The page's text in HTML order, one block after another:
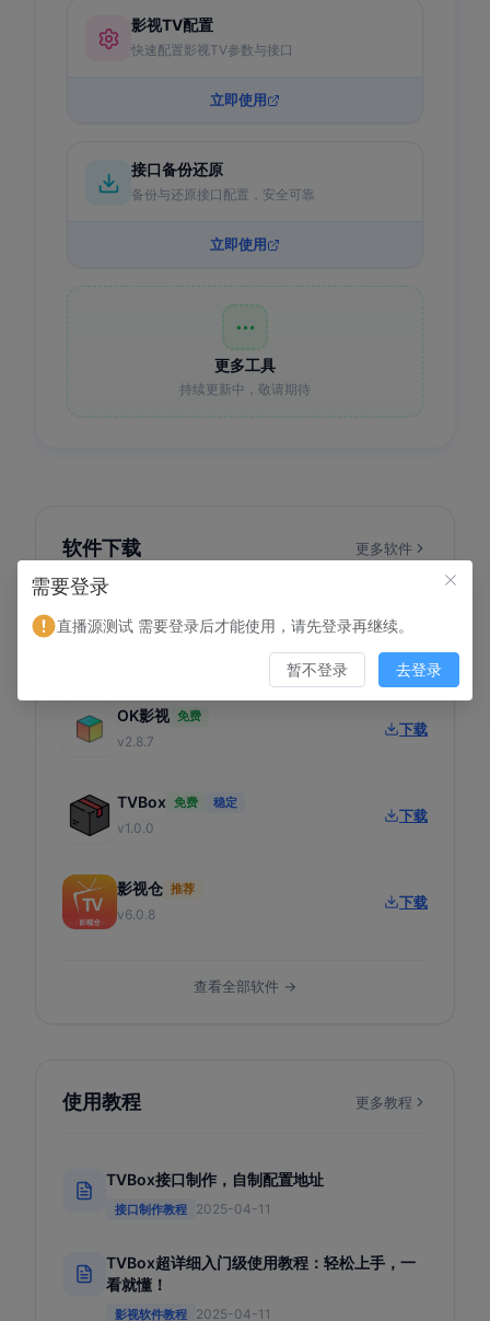
影视TV配置
快速配置影视TV参数与接口
立即使用
接口备份还原
备份与还原接口配置，安全可靠
立即使用
更多工具
持续更新中，敬请期待
软件下载 更多软件
影视TV 推荐
OK影视 免费
v2.8.7
下载
TVBox 免费 稳定
v1.0.0
下载
影视仓 推荐
v6.0.8
下载
查看全部软件 →
使用教程 更多教程
TVBox接口制作，自制配置地址
接口制作教程 2025-04-11
TVBox超详细入门级使用教程：轻松上手，一
看就懂！
影视软件教程 2025-04-11
需要登录
直播源测试 需要登录后才能使用，请先登录再继续。
暂不登录 去登录